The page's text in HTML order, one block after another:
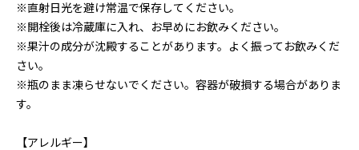
※直射日光を避け常温で保存してください。
※開栓後は冷蔵庫に入れ、お早めにお飲みください。
※果汁の成分が沈殿することがあります。よく振ってお飲みくだ
さい。
※瓶のまま凍らせないでください。容器が破損する場合がありま
す。
【アレルギー】